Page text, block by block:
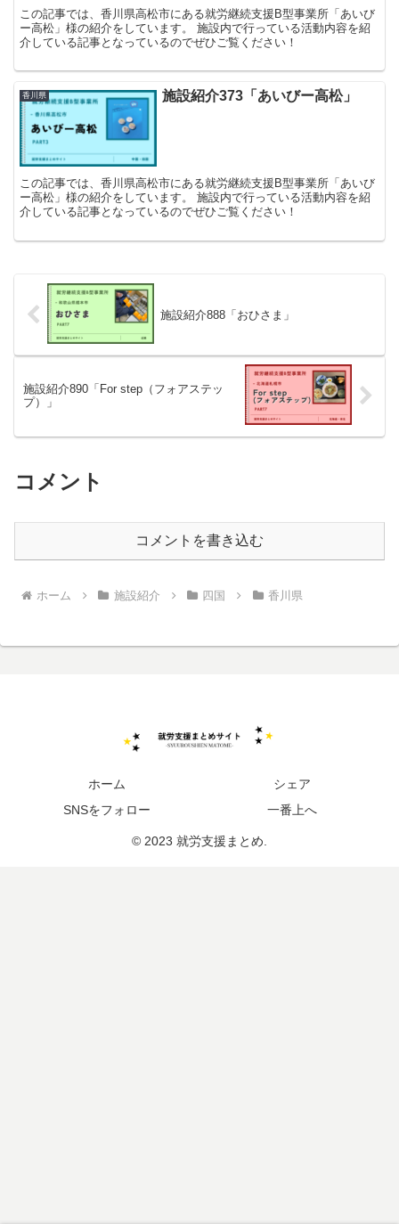
この記事では、香川県高松市にある就労継続支援B型事業所「あいび
ー高松」様の紹介をしています。 施設内で行っている活動内容を紹
介している記事となっているのでぜひご覧ください！
香川県 施設紹介373「あいびー高松」
この記事では、香川県高松市にある就労継続支援B型事業所「あいび
ー高松」様の紹介をしています。 施設内で行っている活動内容を紹
介している記事となっているのでぜひご覧ください！
施設紹介888「おひさま」
施設紹介890「For step（フォアステッ
プ）」
コメント
コメントを書き込む
ホーム 施設紹介 四国 香川県
ホーム
シェア
SNSをフォロー
一番上へ
© 2023 就労支援まとめ.